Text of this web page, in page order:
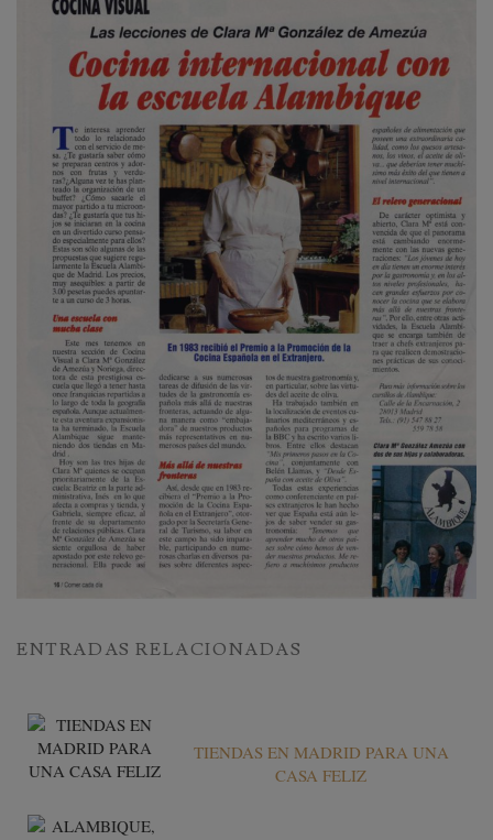
ENTRADAS RELACIONADAS
TIENDAS EN MADRID PARA UNA
CASA FELIZ